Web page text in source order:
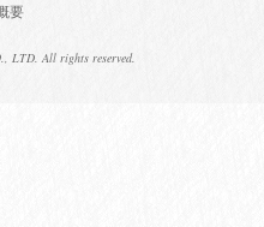
要
LTD. All rights reserved.